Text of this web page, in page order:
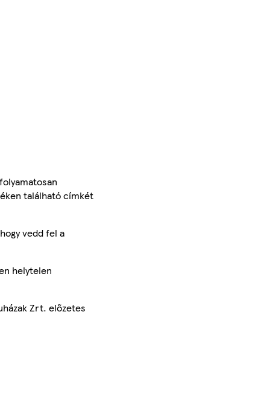
található címkét
vedd fel a
helytelen
Zrt. előzetes